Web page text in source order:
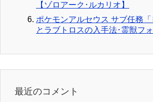
【ゾロアーク･ルカリオ】
ポケモンアルセウス サブ任務「
とラブトロスの入手法･霊獣フ
最近のコメント